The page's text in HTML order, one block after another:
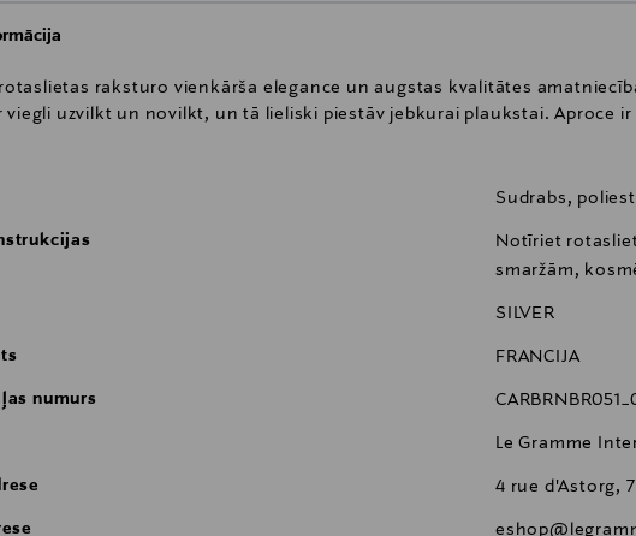
raksturo vienkārša elegance un augstas kvalitātes
viegli uzvilkt un novilkt, un tā lieliski piestāv jebkurai plaukstai. Aproce ir
Sudrabs,
Notīriet
smaržām,
SILVER
FRANCIJA
numurs
Le Gramme
4 rue d'Astorg,